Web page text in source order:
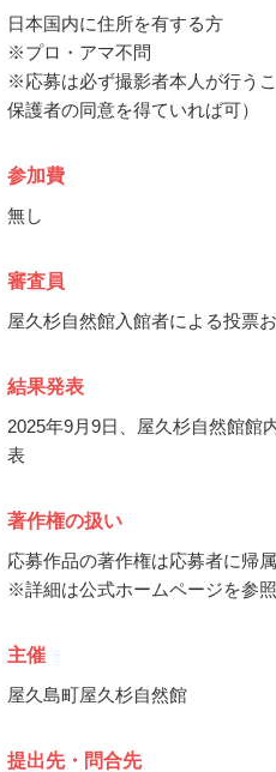
日本国内に住所を有する方
※プロ・アマ不問
※応募は必ず撮影者本人が行う
保護者の同意を得ていれば可）
参加費
無し
審査員
屋久杉自然館入館者による投票
結果発表
2025年9月9日、屋久杉自然館館
表
著作権の扱い
応募作品の著作権は応募者に帰属
※詳細は公式ホームページを参照
主催
屋久島町屋久杉自然館
提出先・問合先